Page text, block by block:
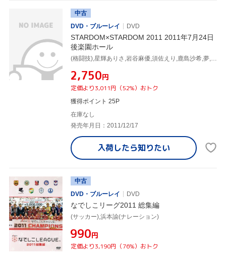
中古
DVD・ブルーレイ
DVD
STARDOM×STARDOM 2011 2011年7月24日
後楽園ホール
¥2,750円
定価より3,011円（52%）おトク
獲得ポイント 25P
在庫なし
発売年月日：2011/12/17
入荷したら知りたい
中古
DVD・ブルーレイ
DVD
なでしこリーグ2011 総集編
(サッカー),浜本諭(ナレーション)
¥990円
定価より3,190円（76%）おトク